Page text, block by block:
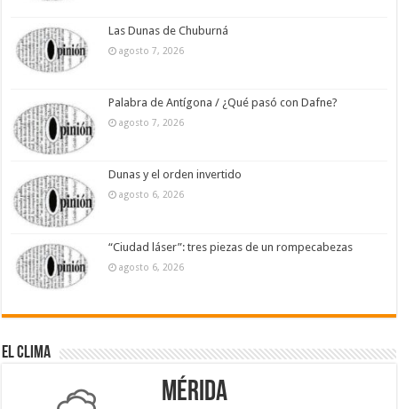
Las Dunas de Chuburná
agosto 7, 2026
Palabra de Antígona / ¿Qué pasó con Dafne?
agosto 7, 2026
Dunas y el orden invertido
agosto 6, 2026
“Ciudad láser”: tres piezas de un rompecabezas
agosto 6, 2026
El Clima
Mérida